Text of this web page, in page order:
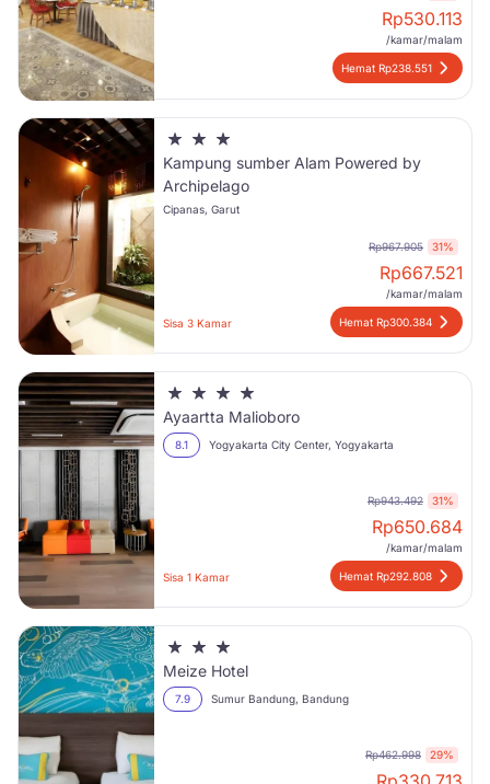
Rp530.113
/kamar/malam
Hemat Rp238.551
Kampung sumber Alam Powered by
Archipelago
Cipanas, Garut
Rp967.905 31%
Rp667.521
/kamar/malam
Sisa 3 Kamar Hemat Rp300.384
Ayaartta Malioboro
8.1 Yogyakarta City Center, Yogyakarta
Rp943.492 31%
Rp650.684
/kamar/malam
Sisa 1 Kamar Hemat Rp292.808
Meize Hotel
7.9 Sumur Bandung, Bandung
Rp462.998 29%